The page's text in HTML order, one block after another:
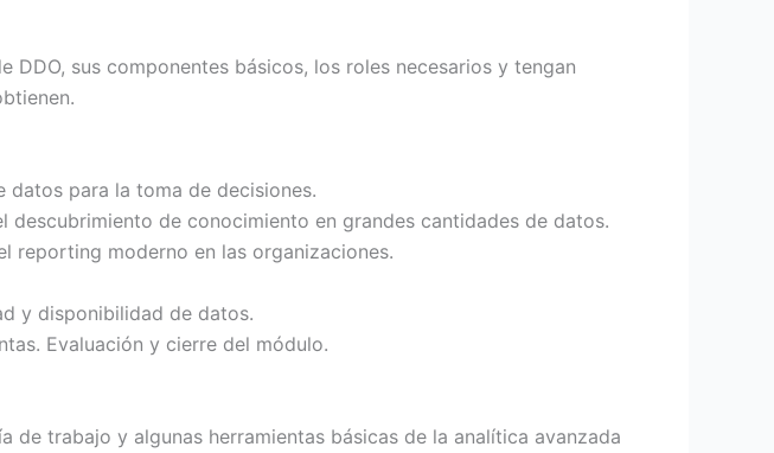
sus componentes básicos, los roles necesarios y tengan
para la toma de decisiones.
de conocimiento en grandes cantidades de datos.
reporting moderno en las organizaciones.
y disponibilidad de datos.
Evaluación y cierre del módulo.
trabajo y algunas herramientas básicas de la analítica avanzada